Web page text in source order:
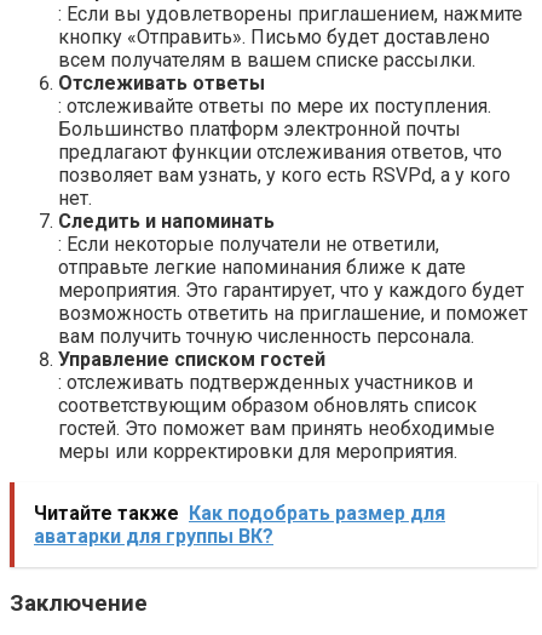
: Если вы удовлетворены приглашением, нажмите
кнопку «Отправить». Письмо будет доставлено
всем получателям в вашем списке рассылки.
Отслеживать ответы
: отслеживайте ответы по мере их поступления.
Большинство платформ электронной почты
предлагают функции отслеживания ответов, что
позволяет вам узнать, у кого есть RSVPd, а у кого
нет.
Следить и напоминать
: Если некоторые получатели не ответили,
отправьте легкие напоминания ближе к дате
мероприятия. Это гарантирует, что у каждого будет
возможность ответить на приглашение, и поможет
вам получить точную численность персонала.
Управление списком гостей
: отслеживать подтвержденных участников и
соответствующим образом обновлять список
гостей. Это поможет вам принять необходимые
меры или корректировки для мероприятия.
Читайте также
Как подобрать размер для
аватарки для группы ВК?
Заключение